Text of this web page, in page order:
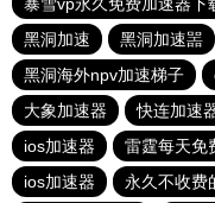
暴雪vp永久免费加速器下
黑洞加速
黑洞加速噐
黑洞海外npv加速梯子
大象加速器
快连加速
ios加速器
雷霆每天免
ios加速器
永久不收费